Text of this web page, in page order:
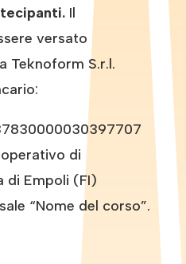
Il
versato
Teknoform S.r.l.
di
di Empoli (FI)
“Nome del corso”.